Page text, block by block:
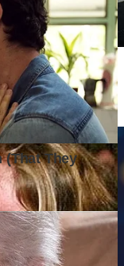
Sebenarnya